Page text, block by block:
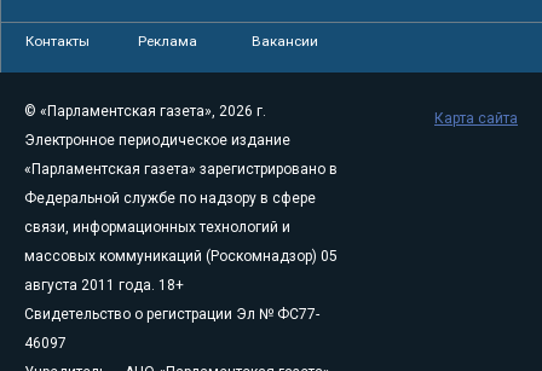
Контакты Реклама Вакансии
© «Парламентская газета», 2026 г.
Электронное периодическое издание
«Парламентская газета» зарегистрировано в
Федеральной службе по надзору в сфере
связи, информационных технологий и
массовых коммуникаций (Роскомнадзор) 05
августа 2011 года. 18+
Свидетельство о регистрации Эл № ФС77-
46097
Карта сайта